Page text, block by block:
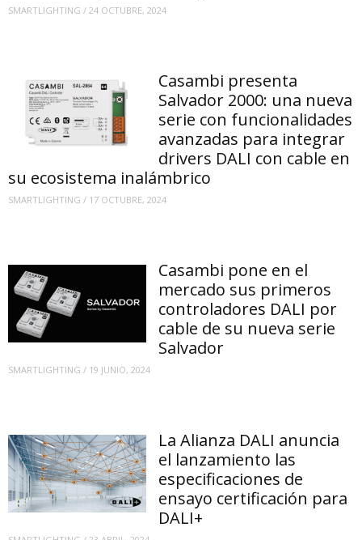
SMARTLIGHTING / 24 OCTUBRE, 2024
Casambi presenta
Salvador 2000: una nueva
serie con funcionalidades
avanzadas para integrar
drivers DALI con cable en
su ecosistema inalámbrico
SMARTLIGHTING / 17 OCTUBRE, 2024
Casambi pone en el
mercado sus primeros
controladores DALI por
cable de su nueva serie
Salvador
SMARTLIGHTING / 19 JUNIO, 2024
La Alianza DALI anuncia
el lanzamiento las
especificaciones de
ensayo certificación para
DALI+